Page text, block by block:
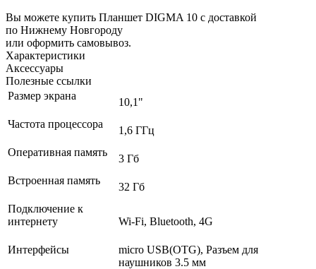
Вы можете купить Планшет DIGMA 10 с доставкой
по Нижнему Новгороду
или оформить самовывоз.
Характеристики
Аксессуары
Полезные ссылки
Размер экрана
10,1"
Частота процессора
1,6 ГГц
Оперативная память
3 Гб
Встроенная память
32 Гб
Подключение к
интернету
Wi-Fi, Bluetooth, 4G
Интерфейсы
micro USB(OTG), Разъем для
наушников 3.5 мм